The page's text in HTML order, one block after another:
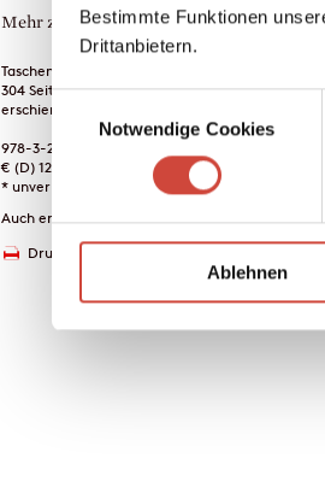
Bestimmte Funktionen
Drittanbietern.
Einwilligungsauswahl
Notwendige Cookies
Ablehnen
Mehr zum Inhalt
Taschenbuch
304 Seiten
erschienen am 31. August 2001
978-3-257-23270-7
€ (D) 12.00 / sFr 16.00* / € (A) 12.40
* unverb. Preisempfehlung
Auch erhältlich als
Drucken